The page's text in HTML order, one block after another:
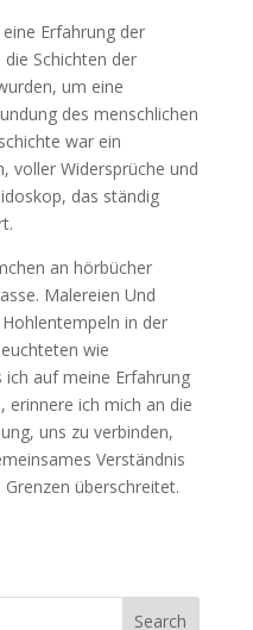
Erfahrung der
Schichten der
um eine
des menschlichen
war ein
voller Widersprüche und
das ständig
an hörbücher
Malereien Und
in der
wie
auf meine Erfahrung
erinnere ich mich an die
uns zu verbinden,
Verständnis
überschreitet.